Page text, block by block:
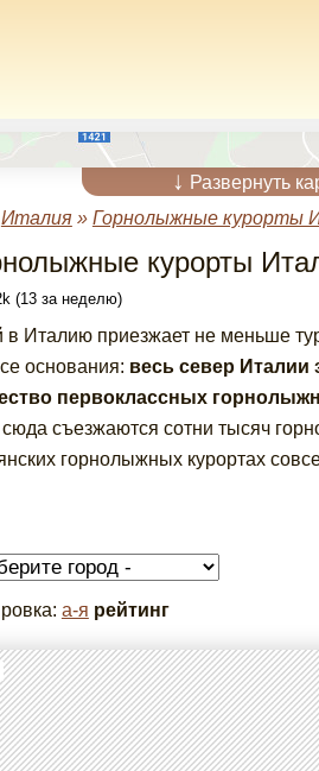
↓ Развернуть
Италия» Горнолыжные курорты
курорты
(13 за неделю)
Италию приезжает не меньше
основания: весь север
первоклассных
съезжаются сотни тысяч
горнолыжных курортах
а-я рейтинг